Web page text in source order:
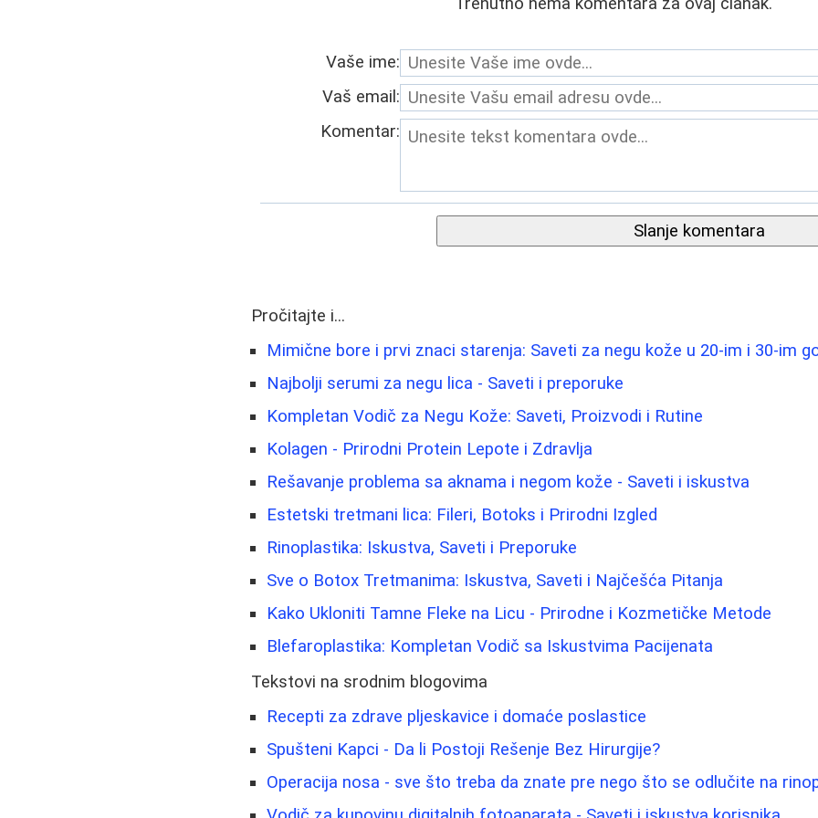
Vaše ime:
Vaš email:
Komentar:
Slanje komentara
Pročitajte i...
Mimične bore i prvi znaci starenja: Saveti za negu kože u 20-im i 30-im
Najbolji serumi za negu lica - Saveti i preporuke
Kompletan Vodič za Negu Kože: Saveti, Proizvodi i Rutine
Kolagen - Prirodni Protein Lepote i Zdravlja
Rešavanje problema sa aknama i negom kože - Saveti i iskustva
Estetski tretmani lica: Fileri, Botoks i Prirodni Izgled
Rinoplastika: Iskustva, Saveti i Preporuke
Sve o Botox Tretmanima: Iskustva, Saveti i Najčešća Pitanja
Kako Ukloniti Tamne Fleke na Licu - Prirodne i Kozmetičke Metode
Blefaroplastika: Kompletan Vodič sa Iskustvima Pacijenata
Tekstovi na srodnim blogovima
Recepti za zdrave pljeskavice i domaće poslastice
Spušteni Kapci - Da li Postoji Rešenje Bez Hirurgije?
Operacija nosa - sve što treba da znate pre nego što se odlučite na